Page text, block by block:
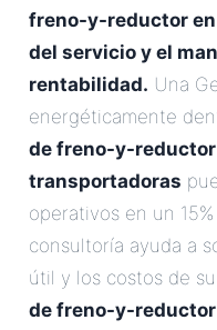
freno-y-reductor
del servicio y el
rentabilidad. Una
energéticamente
de freno-y-
transportadoras
operativos en un
consultoría ayuda a
útil y los costos de
de freno-y-